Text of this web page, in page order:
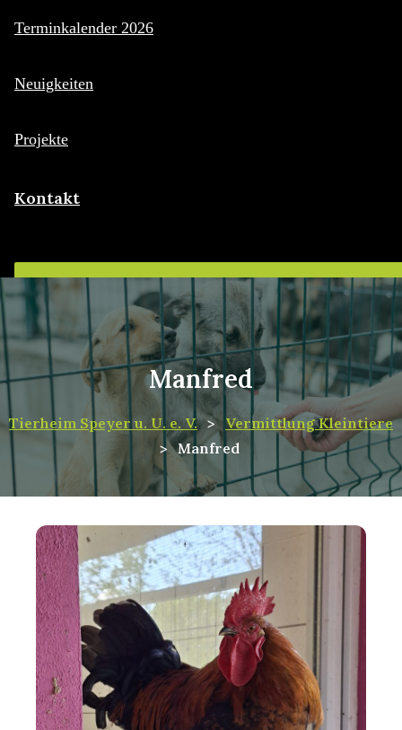
Terminkalender 2026
Neuigkeiten
Projekte
Kontakt
Notfall
Manfred
Tierheim Speyer u. U. e. V. > Vermittlung Kleintiere
> Manfred